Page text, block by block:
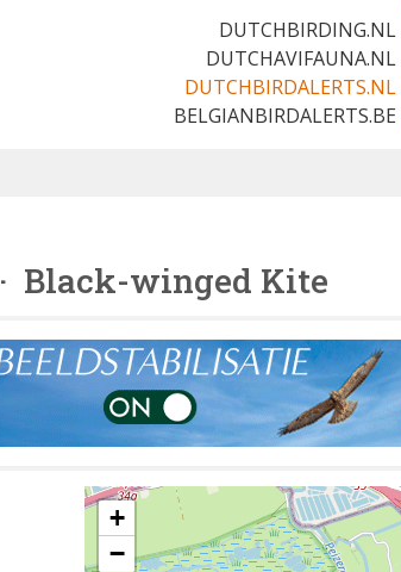
DUTCHBIRDING.NL
DUTCHAVIFAUNA.NL
DUTCHBIRDALERTS.NL
BELGIANBIRDALERTS.BE
· Black-winged Kite
+
−